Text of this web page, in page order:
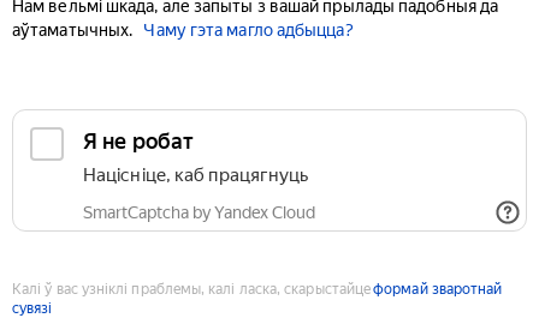
Нам вельмі шкада, але запыты з вашай прылады падобныя да
аўтаматычных.
Чаму гэта магло адбыцца?
Я не робат
Націсніце, каб працягнуць
SmartCaptcha by Yandex Cloud
Калі ў вас узніклі праблемы, калі ласка, скарыстайцеформай зваротнай
сувязі